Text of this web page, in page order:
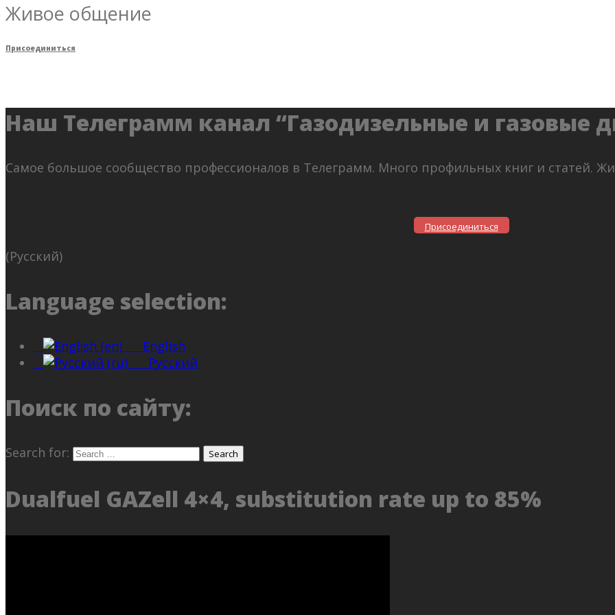
Живое общение
Присоединиться
Наш Телеграмм канал “Газодизельные и газовые
Самое большое сообщество профессионалов в Телеграмм. Много профильных книг и статей.
Присоединиться
(Русский)
Language selection:
English
Русский
Поиск по сайту:
Search for:
Dualfuel GAZell 4×4, substitution rate up to 85%